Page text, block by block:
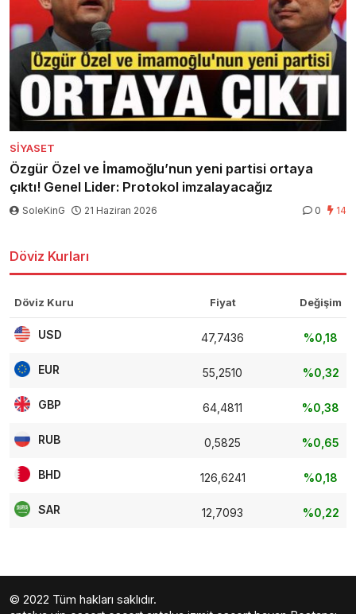
SIYASET
Özgür Özel ve İmamoğlu’nun yeni partisi ortaya
çıktı! Genel Lider: Protokol imzalayacağız
SoleKinG 21 Haziran 2026 0 14
Döviz Kurları
Döviz Kuru Fiyat Değişim
USD 47,7436 %0,18
EUR 55,2510 %0,32
GBP 64,4811 %0,38
RUB 0,5825 %0,65
BHD 126,6241 %0,18
SAR 12,7093 %0,22
© 2022 Tüm hakları saklıdır.